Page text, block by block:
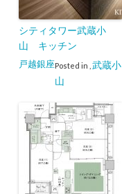
シティタワー武蔵小
山 キッチン
Posted in
戸越銀座
武蔵小
山